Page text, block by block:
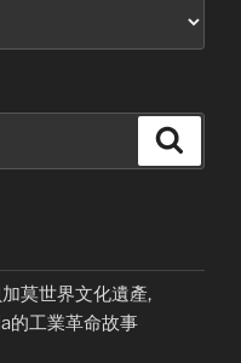
莫世界文化遺產,
的工業革命故事